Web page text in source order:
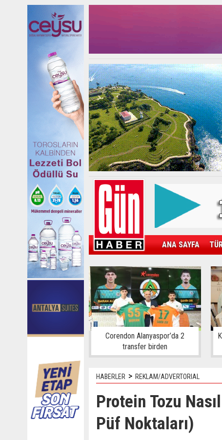
ANA SAYFA
KAMPÜS SPOR GÜN'ÜN ÜRÜNÜ
Corendon Alanyaspor’da 2
transfer birden
HABERLER > REKLAM/ADVERTORIAL
Protein Tozu
Püf Noktaları)